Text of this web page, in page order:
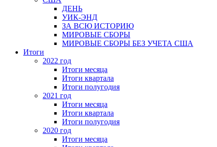
ДЕНЬ
УИК-ЭНД
ЗА ВСЮ ИСТОРИЮ
МИРОВЫЕ СБОРЫ
МИРОВЫЕ СБОРЫ БЕЗ УЧЕТА США
Итоги
2022 год
Итоги месяца
Итоги квартала
Итоги полугодия
2021 год
Итоги месяца
Итоги квартала
Итоги полугодия
2020 год
Итоги месяца